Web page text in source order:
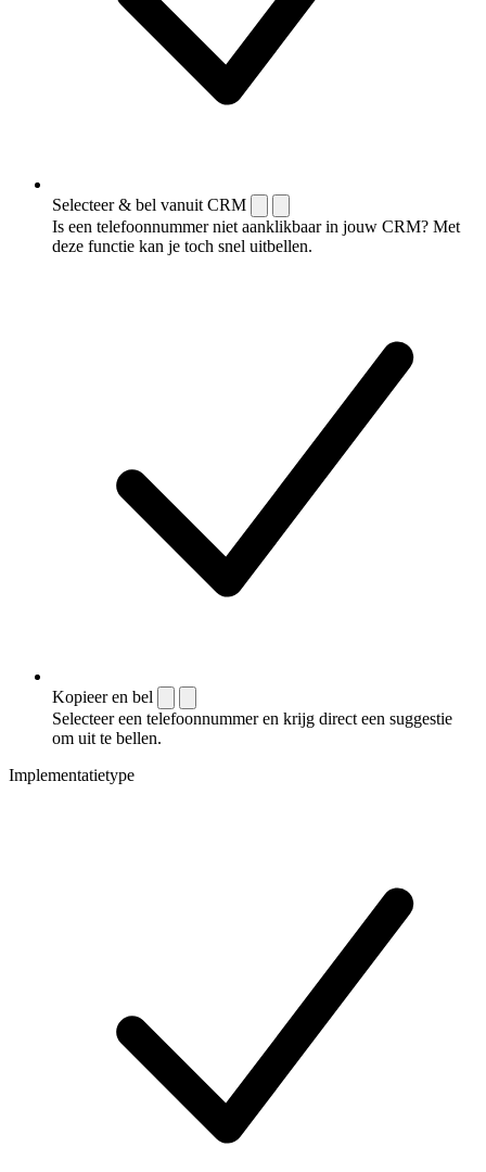
Selecteer & bel vanuit CRM
Is een telefoonnummer niet aanklikbaar in jouw CRM? Met
deze functie kan je toch snel uitbellen.
Kopieer en bel
Selecteer een telefoonnummer en krijg direct een suggestie
om uit te bellen.
Implementatietype